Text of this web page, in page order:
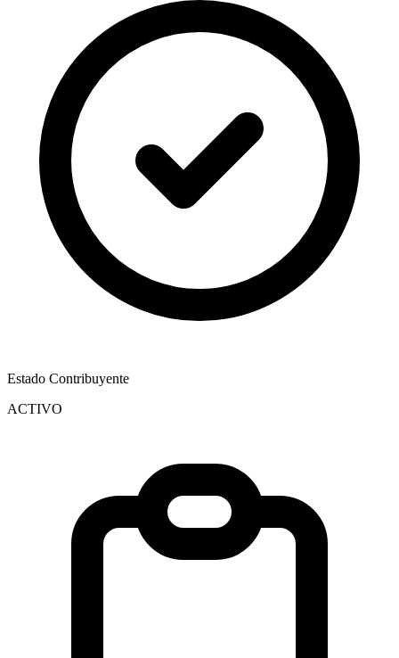
Estado Contribuyente
ACTIVO